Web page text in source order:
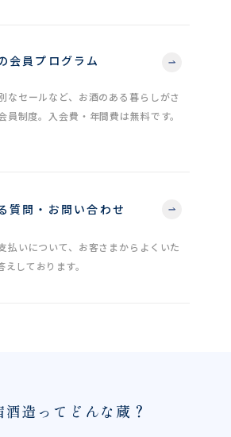
会員プログラム
なセールなど、お酒のある暮らしがさ
員制度。入会費・年間費は無料です。
質問・お問い合わせ
払いについて、お客さまからよくいた
しております。
酒造ってどんな蔵？